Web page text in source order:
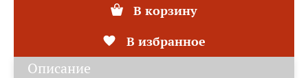
В корзину
В избранное
Описание